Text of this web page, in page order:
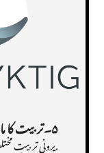
۵۔تربیت کا ماحول
.یرونی تربیت